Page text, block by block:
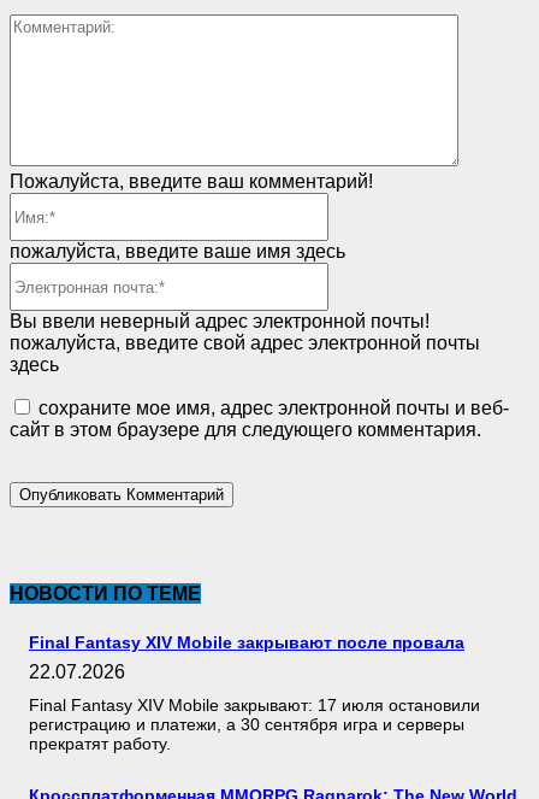
Пожалуйста, введите ваш комментарий!
пожалуйста, введите ваше имя здесь
Вы ввели неверный адрес электронной почты!
пожалуйста, введите свой адрес электронной почты
здесь
сохраните мое имя, адрес электронной почты и веб-
сайт в этом браузере для следующего комментария.
НОВОСТИ ПО ТЕМЕ
Final Fantasy XIV Mobile закрывают после провала
22.07.2026
Final Fantasy XIV Mobile закрывают: 17 июля остановили
регистрацию и платежи, а 30 сентября игра и серверы
прекратят работу.